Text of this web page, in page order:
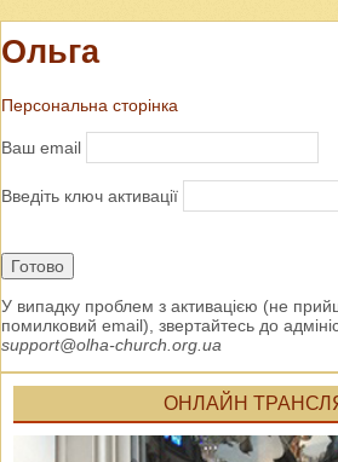
Ольга
Персональна сторінка
Ваш email
Введіть ключ активації
Готово
У випадку проблем з активацією (не
помилковий email), звертайтесь до
support@olha-church.org.ua
ОНЛАЙН